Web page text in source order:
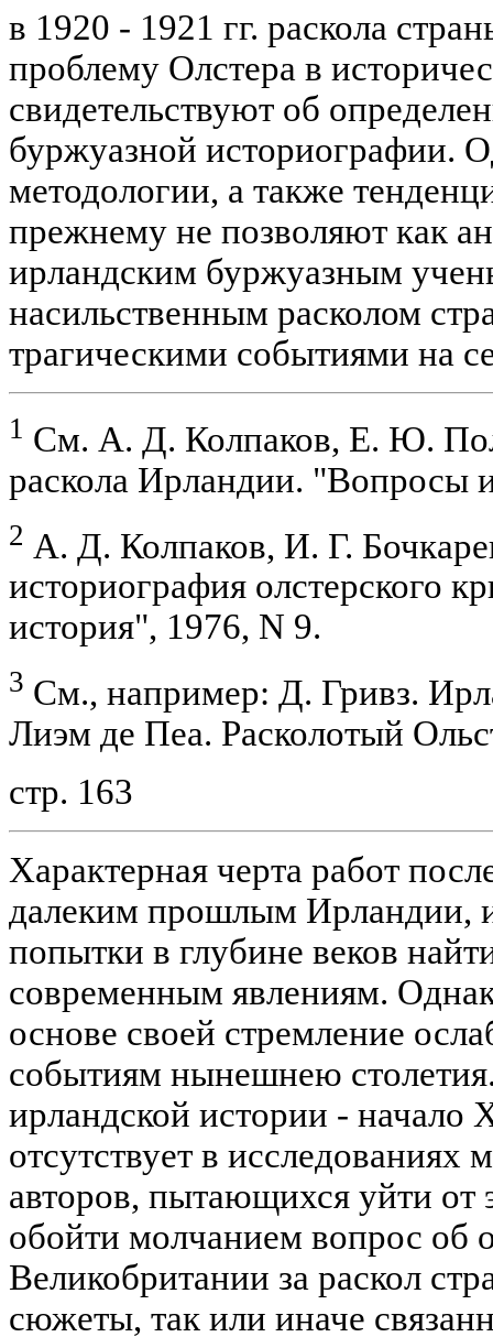
в 1920 - 1921 гг. раскола
проблему Олстера в
свидетельствуют об
буржуазной историографии.
методологии, а также
прежнему не позволяют как
ирландским буржуазным
насильственным расколом
трагическими событиями на
1 См. А. Д. Колпаков, Е. Ю.
раскола Ирландии. "Вопросы
2 А. Д. Колпаков, И. Г.
историография олстерского
история", 1976, N 9.
3 См., например: Д. Гривз.
Лиэм де Пеа. Расколотый
стр. 163
Характерная черта работ
далеким прошлым Ирландии,
попытки в глубине веков
современным явлениям.
основе своей стремление
событиям нынешнею
ирландской истории - начало
отсутствует в
авторов, пытающихся уйти от
обойти молчанием вопрос об
Великобритании за раскол
сюжеты, так или иначе